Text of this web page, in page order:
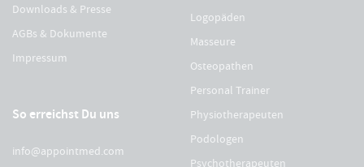
Downloads & Presse
AGBs & Dokumente
Impressum
So erreichst Du uns
info@appointmed.com
Logopäden
Masseure
Osteopathen
Personal Trainer
Physiotherapeuten
Podologen
Psychotherapeuten